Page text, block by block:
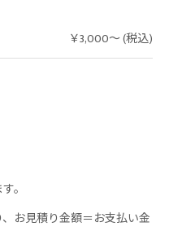
￥3,000～ (税込)
。
お見積り金額＝お支払い金